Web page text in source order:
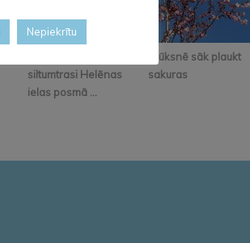
siltumtrasi Helēnas
ielas posmā ...
Alūksnē sāk plaukt
sakuras
Nepiekrītu